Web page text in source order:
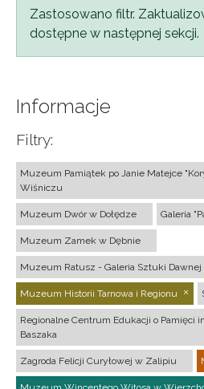
Komunikat
Zastosowano filtr.
dostępne w następnej sekcji.
Informacje
Filtry:
Muzeum Pamiątek po Janie Matejce
Wiśniczu
Muzeum Dwór w Dołędze Galeria
Muzeum Zamek w Dębnie
Muzeum Ratusz - Galeria Sztuki Dawnej
Muzeum Historii Tarnowa i Regionu
Regionalne Centrum Edukacji o Pamięci
Baszaka
Zagroda Felicji Curyłowej w Zalipiu